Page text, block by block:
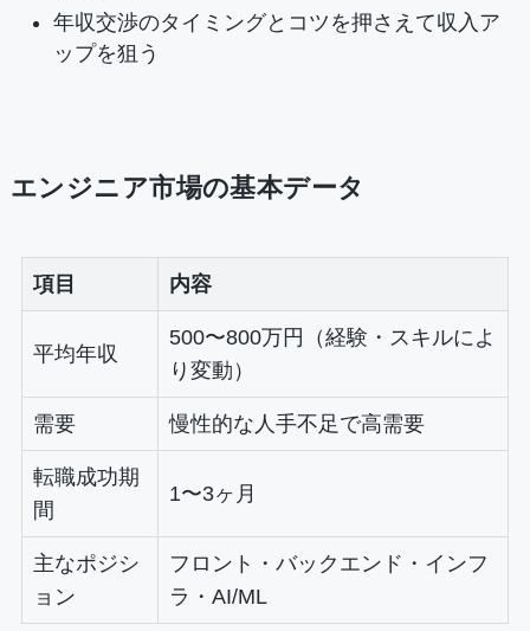
年収交渉のタイミングとコツを押さえて収入ア
ップを狙う
エンジニア市場の基本データ
項目 内容
平均年収
500〜800万円（経験・スキルによ
り変動）
需要 慢性的な人手不足で高需要
転職成功期
間
1〜3ヶ月
主なポジシ
ョン
フロント・バックエンド・インフ
ラ・AI/ML